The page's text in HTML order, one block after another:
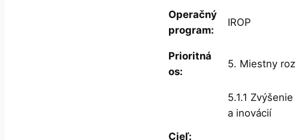
Operačný
program:
IROP
Prioritná
os:
5. Miestny
Cieľ:
5.1.1
a inovácií